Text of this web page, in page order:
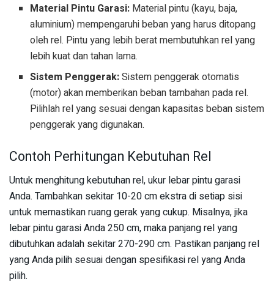
Material Pintu Garasi: Material pintu (kayu, baja,
aluminium) mempengaruhi beban yang harus ditopang
oleh rel. Pintu yang lebih berat membutuhkan rel yang
lebih kuat dan tahan lama.
Sistem Penggerak:Sistem penggerak otomatis
(motor) akan memberikan beban tambahan pada rel.
Pilihlah rel yang sesuai dengan kapasitas beban sistem
penggerak yang digunakan.
Contoh Perhitungan Kebutuhan Rel
Untuk menghitung kebutuhan rel, ukur lebar pintu garasi
Anda. Tambahkan sekitar 10-20 cm ekstra di setiap sisi
untuk memastikan ruang gerak yang cukup. Misalnya, jika
lebar pintu garasi Anda 250 cm, maka panjang rel yang
dibutuhkan adalah sekitar 270-290 cm. Pastikan panjang rel
yang Anda pilih sesuai dengan spesifikasi rel yang Anda
pilih.